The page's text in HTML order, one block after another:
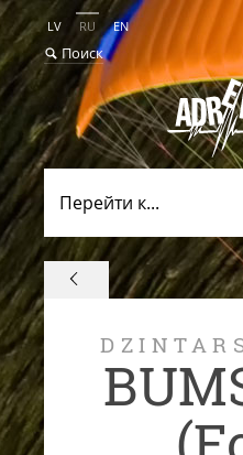
LV RU EN
Поиск